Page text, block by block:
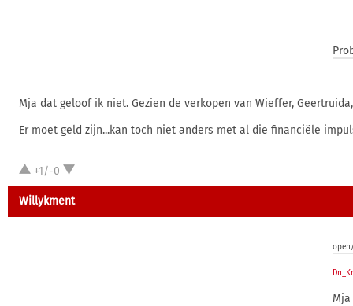
Mja dat geloof ik niet. Gezien de verkopen van Wieffer,
Er moet geld zijn...kan toch niet anders met al die financiële
+1/-0
Willykment